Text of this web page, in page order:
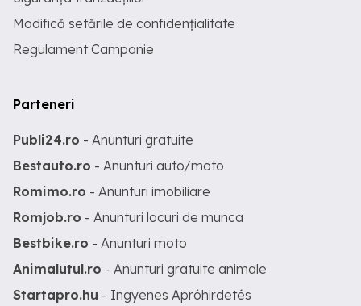
Modifică setările de confidențialitate
Regulament Campanie
Parteneri
Publi24.ro - Anunturi gratuite
Bestauto.ro - Anunturi auto/moto
Romimo.ro - Anunturi imobiliare
Romjob.ro - Anunturi locuri de munca
Bestbike.ro - Anunturi moto
Animalutul.ro - Anunturi gratuite animale
Startapro.hu - Ingyenes Apróhirdetés